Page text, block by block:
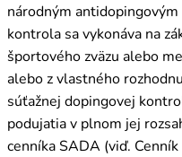
národným
kontrola sa vykonáva na
športového zväzu alebo
alebo z vlastného
súťažnej dopingovej
podujatia v plnom jej
cenníka SADA (viď.